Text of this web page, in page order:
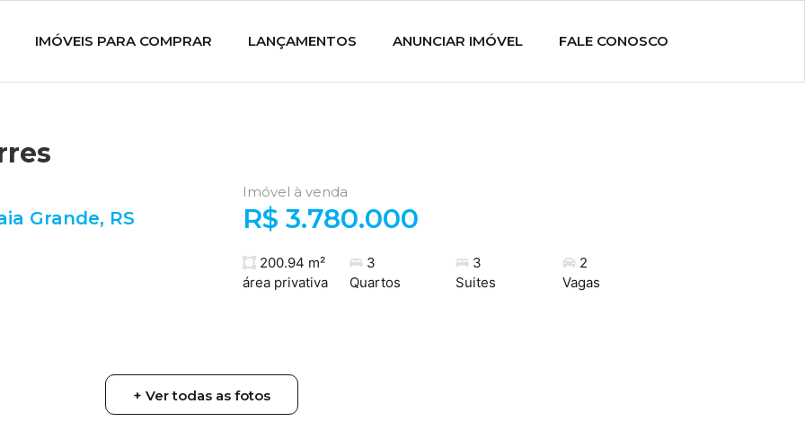
IMÓVEIS PARA COMPRAR LANÇAMENTOS ANUNCIAR IMÓVEL FALE CONOSCO
Grande, RS
Imóvel à venda
R$ 3.780.000
200.94 m²
área privativa
3
Quartos
3
Suites
2
Vagas
+ Ver todas as fotos